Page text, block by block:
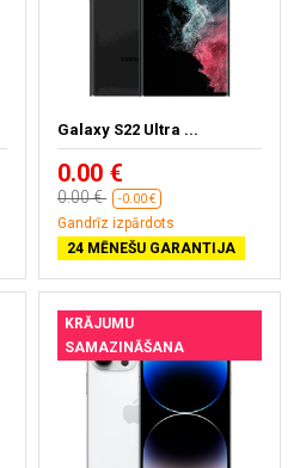
Galaxy S22 Ultra ...
0.00 €
0.00 € -0.00 €
Gandrīz izpārdots
24 MĒNEŠU GARANTIJA
KRĀJUMU
SAMAZINĀŠANA